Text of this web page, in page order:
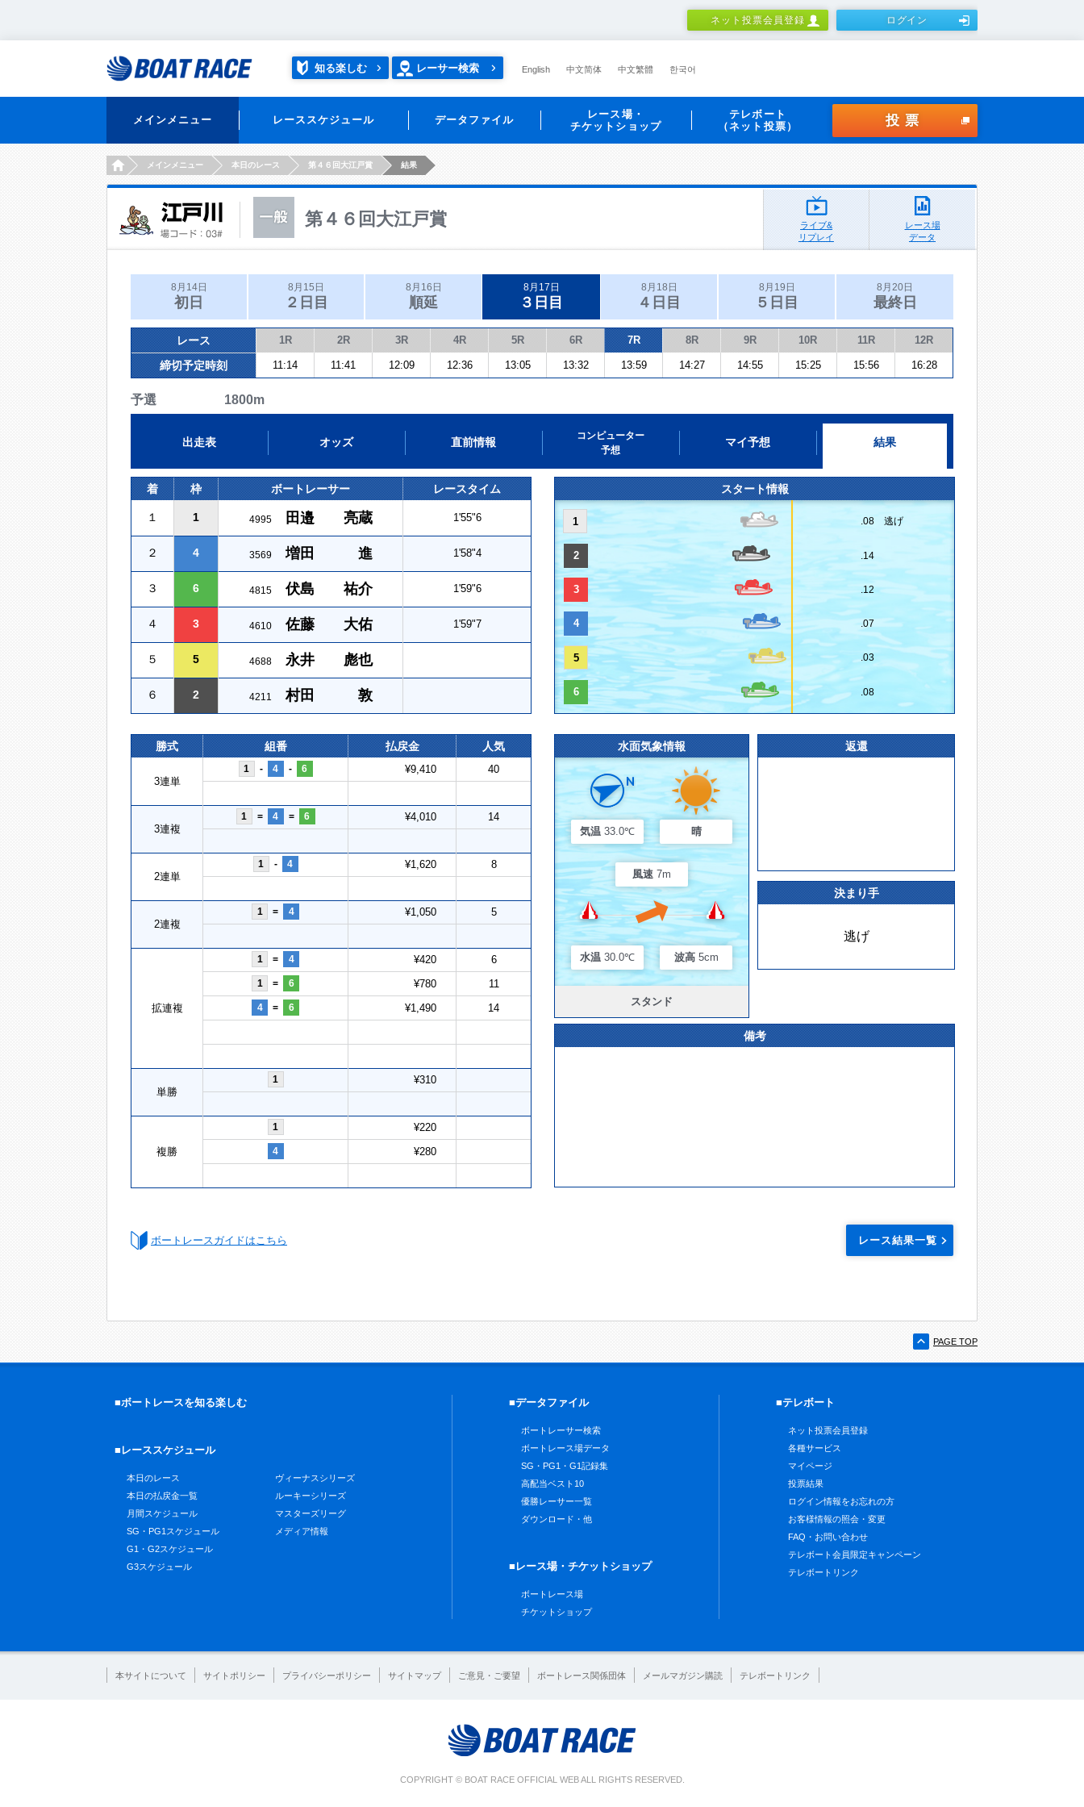
ネット投票会員登録 ログイン
知る楽しむ レーサー検索 English 中文简体 中文繁體 한국어
メインメニュー レーススケジュール データファイル
レース場・
チケットショップ
テレボート
（ネット投票）
投票
HOMEメインメニュー 本日のレース 第４６回大江戸賞 結果
第４６回大江戸賞
ライブ&
リプレイ
レース場
データ
8月14日
初日
8月15日
２日目
8月16日
順延
8月17日
３日目
8月18日
４日目
8月19日
５日目
8月20日
最終日
レース 1R 2R 3R 4R 5R 6R 7R 8R 9R 10R 11R 12R
締切予定時刻 11:14 11:41 12:09 12:36 13:05 13:32 13:59 14:27 14:55 15:25 15:56 16:28
予選 1800m
出走表 オッズ 直前情報
コンピューター
予想
マイ予想 結果
着 枠 ボートレーサー レースタイム
１ 1 4995 田邉 亮蔵 1'55"6
２ 4 3569 増田 進 1'58"4
３ 6 4815 伏島 祐介 1'59"6
４ 3 4610 佐藤 大佑 1'59"7
５ 5 4688 永井 彪也
６ 2 4211 村田 敦
スタート情報
1 .08 逃げ
2 .14
3 .12
4 .07
5 .03
6 .08
勝式 組番 払戻金 人気
3連単
1 - 4 - 6 ¥9,410 40
3連複
1 = 4 = 6 ¥4,010 14
2連単
1 - 4 ¥1,620 8
2連複
1 = 4 ¥1,050 5
拡連複
1 = 4 ¥420 6
1 = 6 ¥780 11
4 = 6 ¥1,490 14
単勝
1 ¥310
複勝
1 ¥220
4 ¥280
水面気象情報
気温 33.0℃ 晴
風速 7m
水温 30.0℃ 波高 5cm
スタンド
返還
決まり手
逃げ
備考
ボートレースガイドはこちら レース結果一覧
PAGE TOP
■ボートレースを知る楽しむ
■レーススケジュール
本日のレース
本日の払戻金一覧
月間スケジュール
SG・PG1スケジュール
G1・G2スケジュール
G3スケジュール
ヴィーナスシリーズ
ルーキーシリーズ
マスターズリーグ
メディア情報
■データファイル
ボートレーサー検索
ボートレース場データ
SG・PG1・G1記録集
高配当ベスト10
優勝レーサー一覧
ダウンロード・他
■レース場・チケットショップ
ボートレース場
チケットショップ
■テレボート
ネット投票会員登録
各種サービス
マイページ
投票結果
ログイン情報をお忘れの方
お客様情報の照会・変更
FAQ・お問い合わせ
テレボート会員限定キャンペーン
テレボートリンク
本サイトについて サイトポリシー プライバシーポリシー サイトマップ ご意見・ご要望 ボートレース関係団体 メールマガジン購読 テレボートリンク
COPYRIGHT © BOAT RACE OFFICIAL WEB ALL RIGHTS RESERVED.